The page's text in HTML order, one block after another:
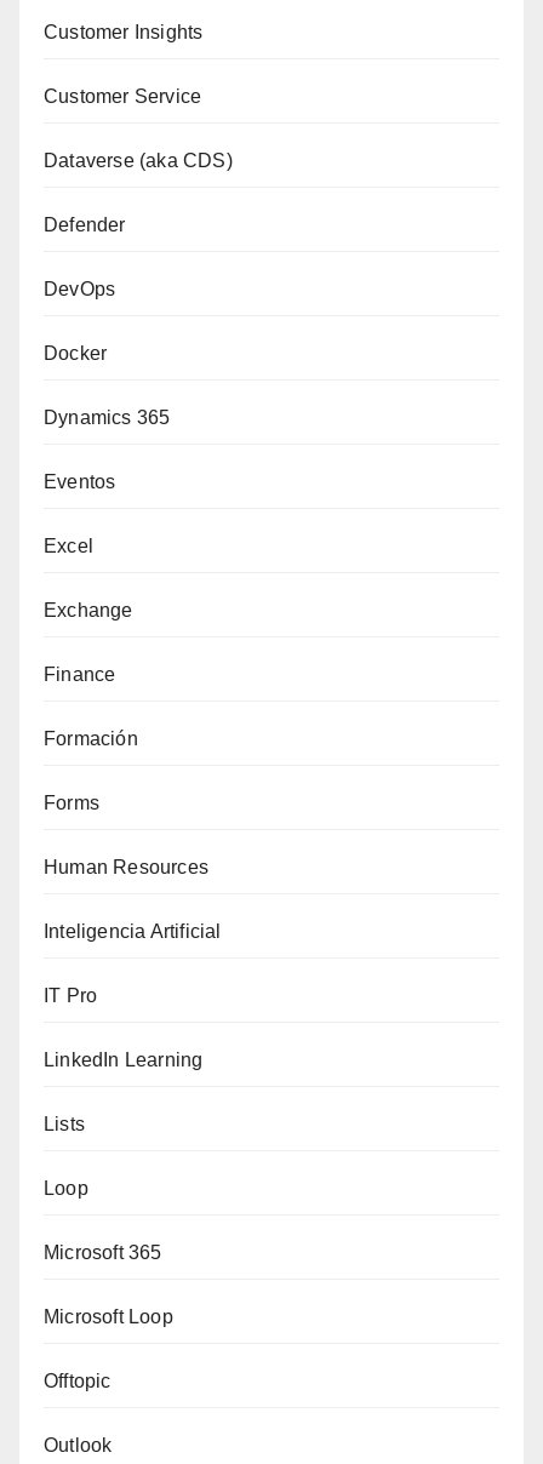
Customer Insights
Customer Service
Dataverse (aka CDS)
Defender
DevOps
Docker
Dynamics 365
Eventos
Excel
Exchange
Finance
Formación
Forms
Human Resources
Inteligencia Artificial
IT Pro
LinkedIn Learning
Lists
Loop
Microsoft 365
Microsoft Loop
Offtopic
Outlook